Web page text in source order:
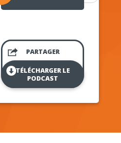
PARTAGER
TÉLÉCHARGER LE
PODCAST